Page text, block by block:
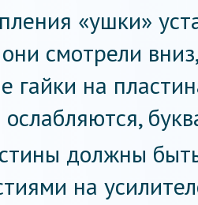
«ушки»
смотрели
гайки на
ослабляются,
должны
на